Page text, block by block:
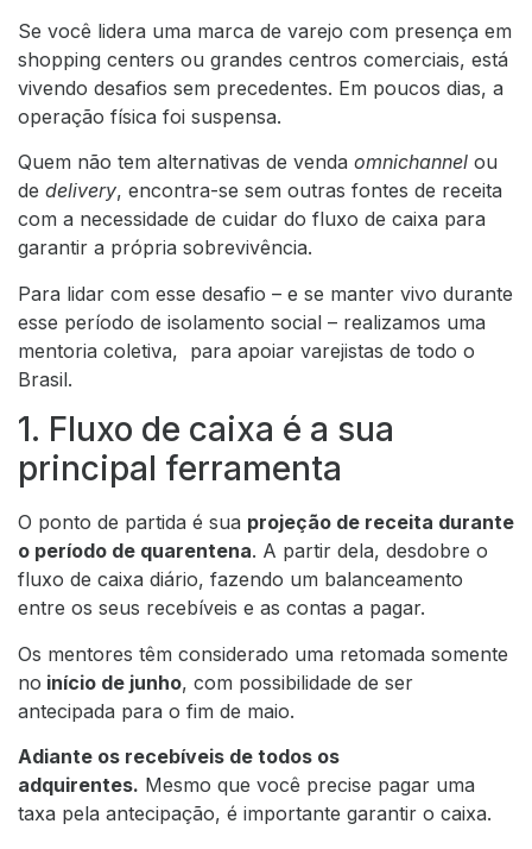
Se você lidera uma marca de varejo com presença em
shopping centers ou grandes centros comerciais, está
vivendo desafios sem precedentes. Em poucos dias, a
operação física foi suspensa.
Quem não tem alternativas de venda omnichannel ou
de delivery, encontra-se sem outras fontes de receita
com a necessidade de cuidar do fluxo de caixa para
garantir a própria sobrevivência.
Para lidar com esse desafio – e se manter vivo durante
esse período de isolamento social – realizamos uma
mentoria coletiva, para apoiar varejistas de todo o
Brasil.
1. Fluxo de caixa é a sua
principal ferramenta
O ponto de partida é sua projeção de receita durante
o período de quarentena. A partir dela, desdobre o
fluxo de caixa diário, fazendo um balanceamento
entre os seus recebíveis e as contas a pagar.
Os mentores têm considerado uma retomada somente
no início de junho, com possibilidade de ser
antecipada para o fim de maio.
Adiante os recebíveis de todos os
adquirentes. Mesmo que você precise pagar uma
taxa pela antecipação, é importante garantir o caixa.